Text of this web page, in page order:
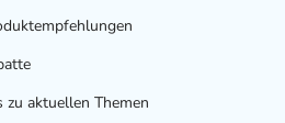
zu aktuellen Themen